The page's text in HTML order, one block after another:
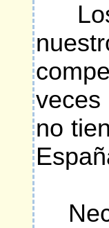
Los
veces
no